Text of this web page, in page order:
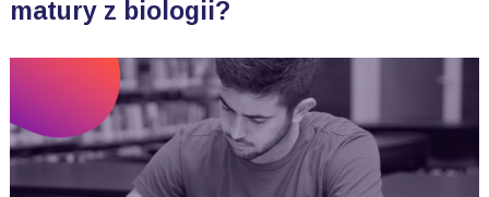
matury z biologii?